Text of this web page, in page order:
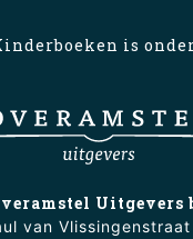
is
Uitgevers
van Vlissingenstraat